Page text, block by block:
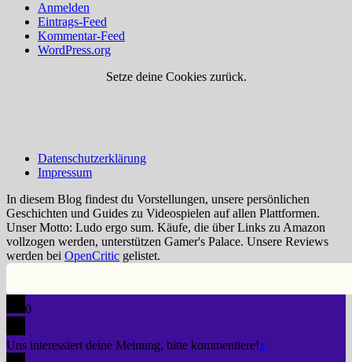
Anmelden
Eintrags-Feed
Kommentar-Feed
WordPress.org
Setze deine Cookies zurück.
Datenschutzerklärung
Impressum
In diesem Blog findest du Vorstellungen, unsere persönlichen
Geschichten und Guides zu Videospielen auf allen Plattformen.
Unser Motto: Ludo ergo sum. Käufe, die über Links zu Amazon
vollzogen werden, unterstützen Gamer's Palace. Unsere Reviews
werden bei OpenCritic gelistet.
0
Uns interessiert deine Meinung, bitte kommentiere!x